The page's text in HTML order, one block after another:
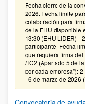
Fecha cierre de la
2026. Fecha límite
colaboración para
de la EHU disponible
13:30 (EHU LIDER) -
participante) Fecha
que requiera firma
/TC2 (Apartado 5 de
por cada empresa”):
- 6 de marzo de 2026
Convocatoria de